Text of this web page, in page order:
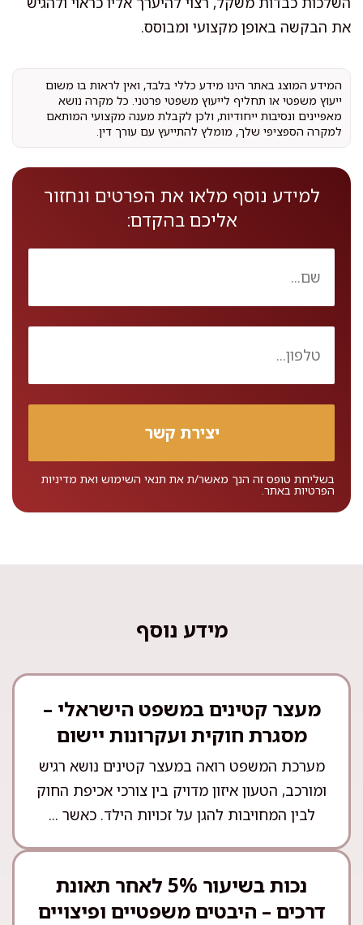
את הבקשה באופן מקצועי ומבוסס.
המידע המוצג באתר הינו מידע כללי בלבד, ואין לראות בו משום
ייעוץ משפטי או תחליף לייעוץ משפטי פרטני. כל מקרה נושא
מאפיינים ונסיבות ייחודיות, ולכן לקבלת מענה מקצועי המותאם
למקרה הספציפי שלך, מומלץ להתייעץ עם עורך דין.
למידע נוסף מלאו את הפרטים ונחזור
אליכם בהקדם:
בשליחת טופס זה הנך מאשר/ת את תנאי השימוש ואת מדיניות
הפרטיות באתר.
מידע נוסף
מעצר קטינים במשפט הישראלי –
מסגרת חוקית ועקרונות יישום
מערכת המשפט רואה במעצר קטינים נושא רגיש
ומורכב, הטעון איזון מדויק בין צורכי אכיפת החוק
לבין המחויבות להגן על זכויות הילד. כאשר ...
נכות בשיעור 5% לאחר תאונת
דרכים – היבטים משפטיים ופיצויים